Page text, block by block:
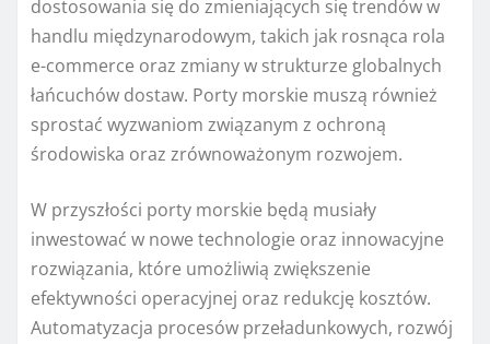
dostosowania się do zmieniających się trendów w
handlu międzynarodowym, takich jak rosnąca rola
e-commerce oraz zmiany w strukturze globalnych
łańcuchów dostaw. Porty morskie muszą również
sprostać wyzwaniom związanym z ochroną
środowiska oraz zrównoważonym rozwojem.
W przyszłości porty morskie będą musiały
inwestować w nowe technologie oraz innowacyjne
rozwiązania, które umożliwią zwiększenie
efektywności operacyjnej oraz redukcję kosztów.
Automatyzacja procesów przeładunkowych, rozwój